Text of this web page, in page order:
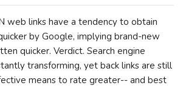
web links have a tendency to obtain
by Google, implying brand-new
quicker. Verdict. Search engine
transforming, yet back links are still
means to rate greater-- and best